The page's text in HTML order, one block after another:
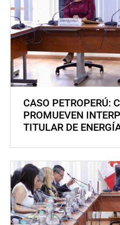
CASO PETROPERÚ:
PROMUEVEN
TITULAR DE